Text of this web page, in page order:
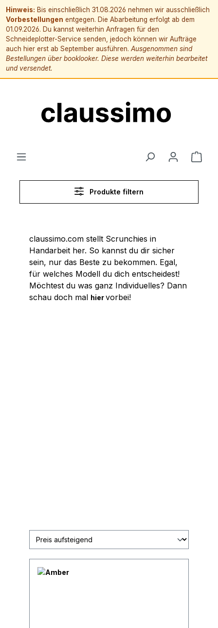
Hinweis: Bis einschließlich 31.08.2026 nehmen wir ausschließlich
Vorbestellungen entgegen. Die Abarbeitung erfolgt ab dem
01.09.2026. Du kannst weiterhin Anfragen für den
Schneideplotter-Service senden, jedoch können wir Aufträge
auch hier erst ab September ausführen. Ausgenommen sind
Bestellungen über booklooker. Diese werden weiterhin bearbeitet
und versendet.
Produkte filtern
claussimo.com stellt Scrunchies in
Handarbeit her. So kannst du dir sicher
sein, nur das Beste zu bekommen. Egal,
für welches Modell du dich entscheidest!
Möchtest du was ganz Individuelles? Dann
schau doch mal hiervorbei!